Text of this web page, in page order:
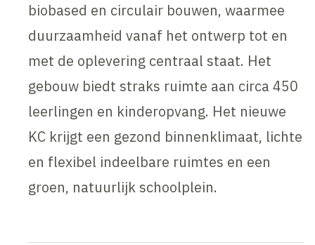
biobased en circulair bouwen, waarmee
duurzaamheid vanaf het ontwerp tot en
met de oplevering centraal staat. Het
gebouw biedt straks ruimte aan circa 450
leerlingen en kinderopvang. Het nieuwe
KC krijgt een gezond binnenklimaat, lichte
en flexibel indeelbare ruimtes en een
groen, natuurlijk schoolplein.